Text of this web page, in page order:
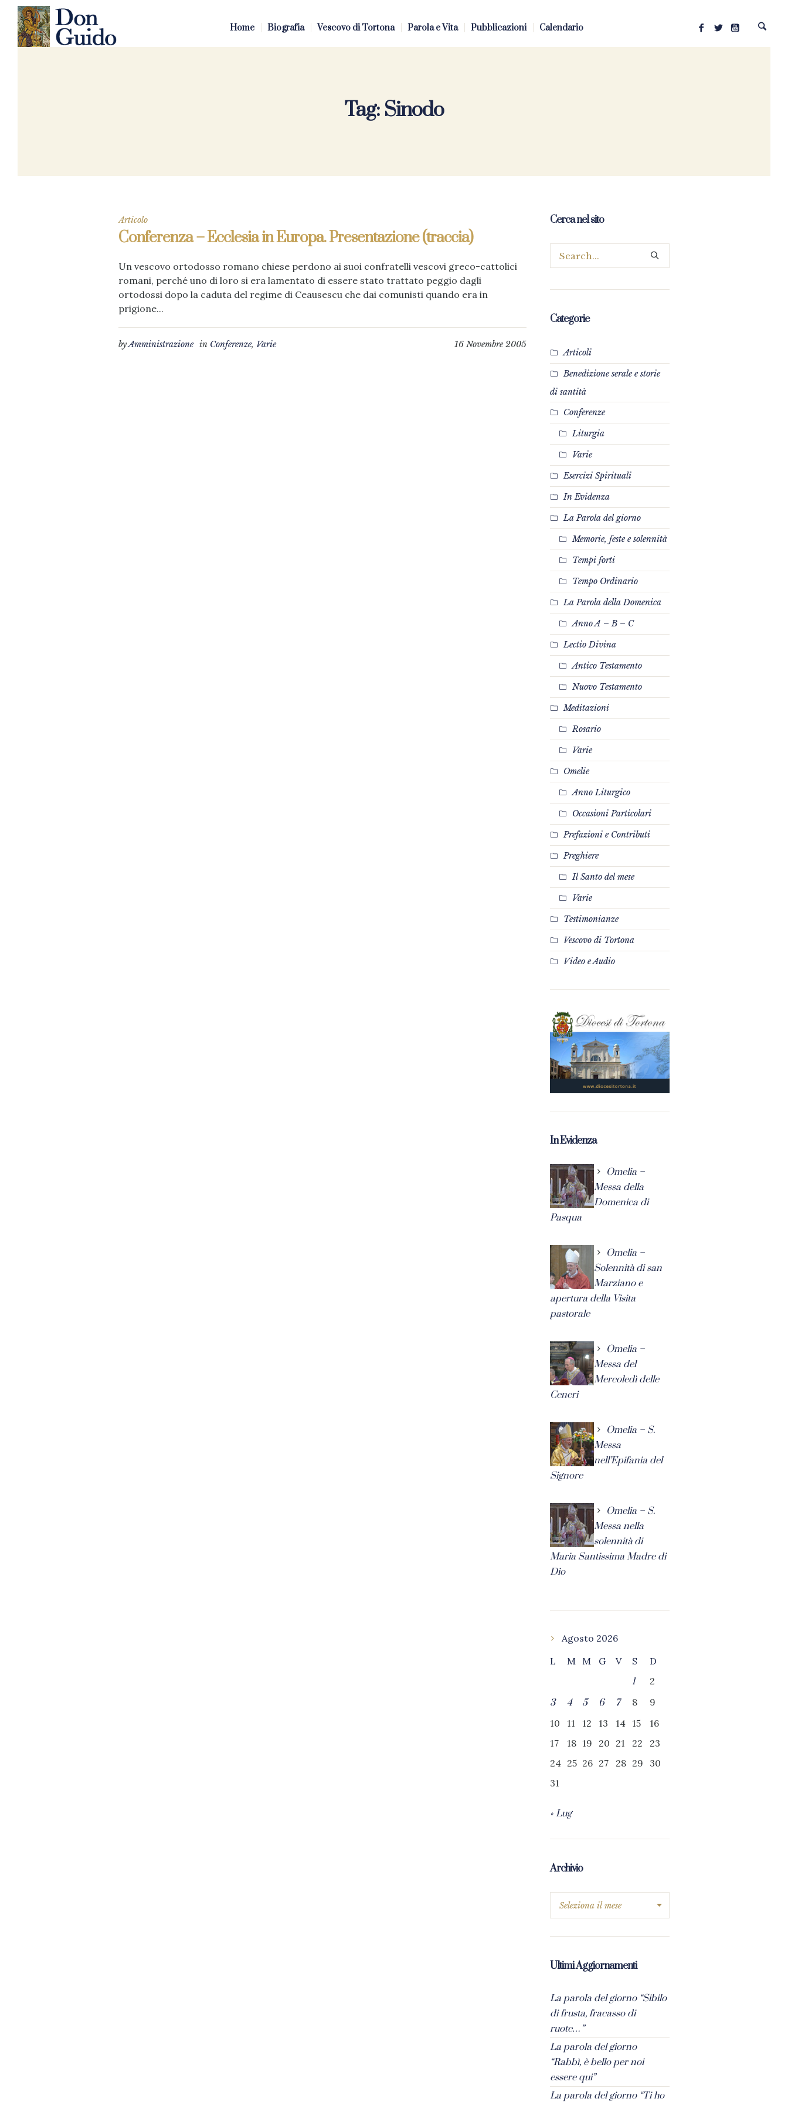
Home Biografia Vescovo di Tortona Parola e Vita Pubblicazioni Calendario
Tag: Sinodo
Articolo
Conferenza – Ecclesia in Europa. Presentazione (traccia)
Un vescovo ortodosso romano chiese perdono ai suoi confratelli vescovi greco-cattolici
romani, perché uno di loro si era lamentato di essere stato trattato peggio dagli
ortodossi dopo la caduta del regime di Ceausescu che dai comunisti quando era in
prigione...
16 Novembre 2005
byAmministrazione in Conferenze, Varie
Cerca nel sito
Categorie
Articoli
Benedizione serale e storie
di santità
Conferenze
Liturgia
Varie
Esercizi Spirituali
In Evidenza
La Parola del giorno
Memorie, feste e solennità
Tempi forti
Tempo Ordinario
La Parola della Domenica
Anno A – B – C
Lectio Divina
Antico Testamento
Nuovo Testamento
Meditazioni
Rosario
Varie
Omelie
Anno Liturgico
Occasioni Particolari
Prefazioni e Contributi
Preghiere
Il Santo del mese
Varie
Testimonianze
Vescovo di Tortona
Video e Audio
In Evidenza
Omelia –
Messa della
Domenica di
Pasqua
Omelia –
Solennità di san
Marziano e
apertura della Visita
pastorale
Omelia –
Messa del
Mercoledì delle
Ceneri
Omelia – S.
Messa
nell’Epifania del
Signore
Omelia – S.
Messa nella
solennità di
Maria Santissima Madre di
Dio
Agosto 2026
L
M M G V S
D
1
2
3
4 5 6 7 8
9
10
11 12 13 14 15
16
17
18 19 20 21 22
23
24 25 26 27 28 29
30
31
« Lug
Archivio
Ultimi Aggiornamenti
La parola del giorno “Sibilo
di frusta, fracasso di
ruote…”
La parola del giorno
“Rabbì, è bello per noi
essere qui”
La parola del giorno “Ti ho